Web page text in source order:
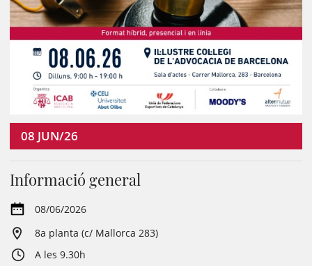
08 JUN/26
Informació general
08/06/2026
8a planta (c/ Mallorca 283)
A les 9.30h